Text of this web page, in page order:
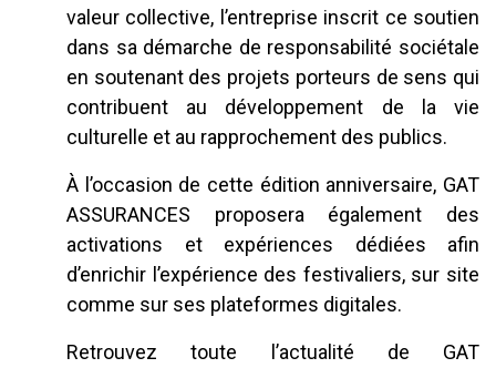
valeur collective, l’entreprise inscrit ce soutien
dans sa démarche de responsabilité sociétale
en soutenant des projets porteurs de sens qui
contribuent au développement de la vie
culturelle et au rapprochement des publics.
À l’occasion de cette édition anniversaire, GAT
ASSURANCES proposera également des
activations et expériences dédiées afin
d’enrichir l’expérience des festivaliers, sur site
comme sur ses plateformes digitales.
Retrouvez toute l’actualité de GAT